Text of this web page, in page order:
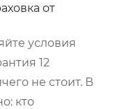
от
условия
12
не стоит. В
кто